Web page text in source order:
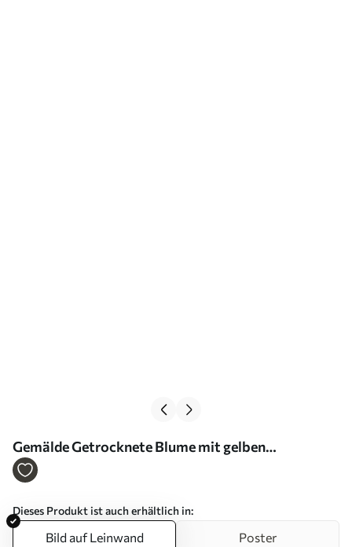
Gemälde Getrocknete Blume mit gelben
Blütenblättern Minimalismus Art. s40882
Dieses Produkt ist auch erhältlich in:
Bild auf Leinwand Poster